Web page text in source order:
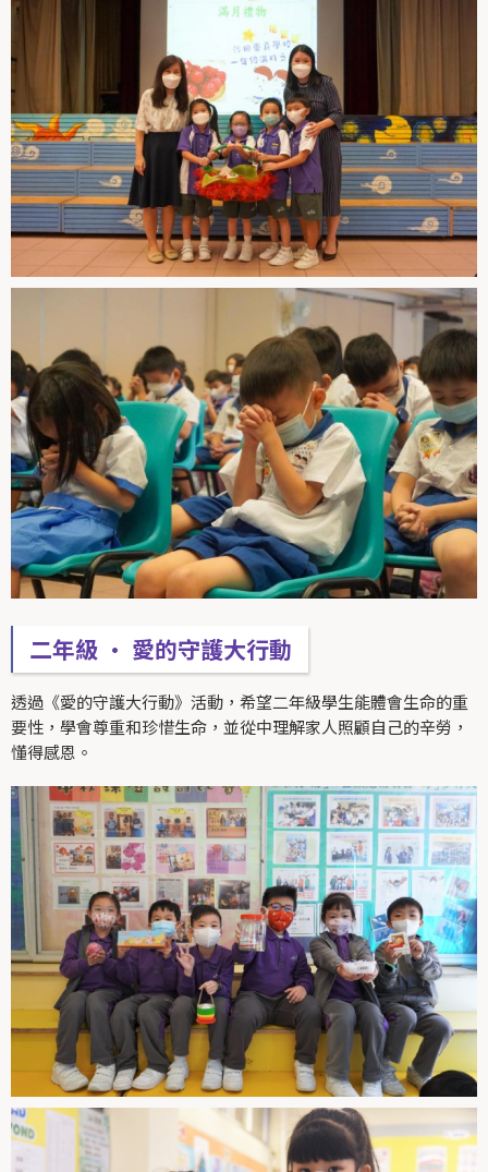
二年級 • 愛的守護大行動
透過《愛的守護大行動》活動，希望二年級學生能體會生命的重
要性，學會尊重和珍惜生命，並從中理解家人照顧自己的辛勞，
懂得感恩。